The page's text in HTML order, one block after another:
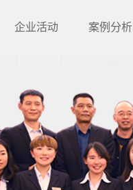
企业活动 案例分析